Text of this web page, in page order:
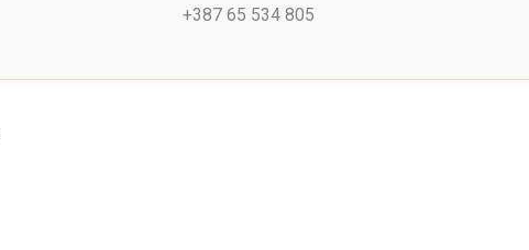
+387 65 534 805